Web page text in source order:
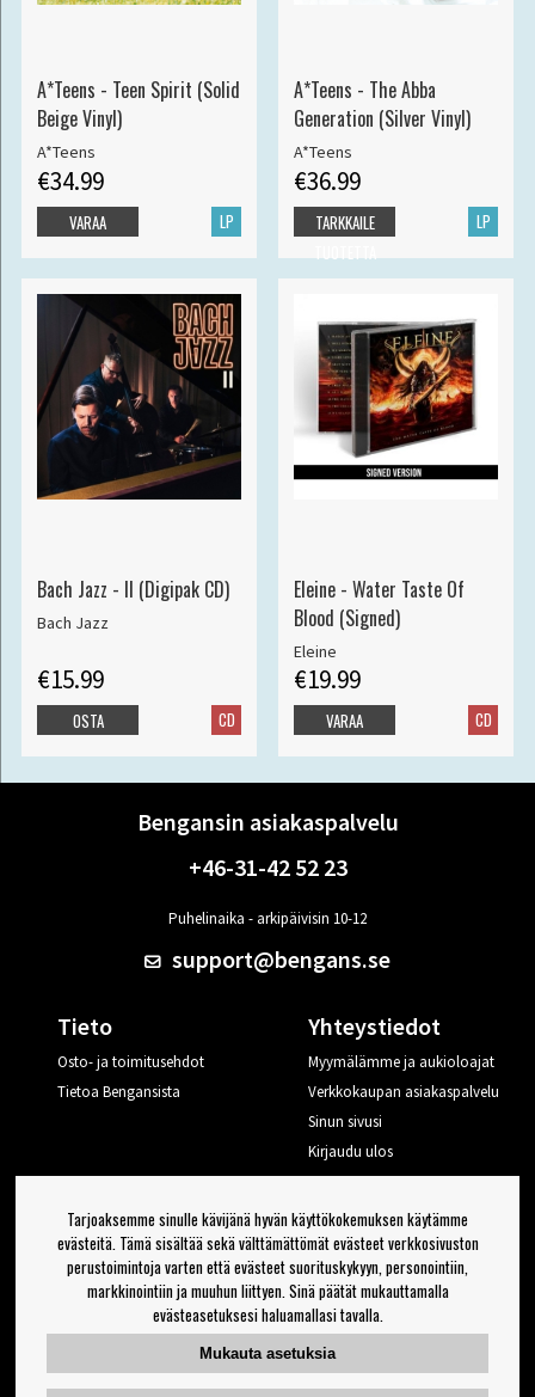
A*Teens - Teen Spirit (Solid
Beige Vinyl)
A*Teens
€34.99
LP
VARAA
A*Teens - The Abba
Generation (Silver Vinyl)
A*Teens
€36.99
LP
TARKKAILE
Bach Jazz - II (Digipak CD)
Bach Jazz
€15.99
CD
OSTA
Eleine - Water Taste Of
Blood (Signed)
Eleine
€19.99
CD
VARAA
Bengansin asiakaspalvelu
+46-31-42 52 23
Puhelinaika - arkipäivisin 10-12
support@bengans.se
Tieto
Osto- ja toimitusehdot
Tietoa Bengansista
Yhteystiedot
Myymälämme ja aukioloajat
Verkkokaupan asiakaspalvelu
Sinun sivusi
Kirjaudu ulos
Haluan vinkkejä Bengansilta
OK
Uutiskirjeen asetukset
Seuraa meitä
Tarjoaksemme sinulle kävijänä hyvän käyttökokemuksen käytämme
evästeitä. Tämä sisältää sekä välttämättömät evästeet verkkosivuston
perustoimintoja varten että evästeet suorituskykyyn, personointiin,
markkinointiin ja muuhun liittyen. Sinä päätät mukauttamalla
evästeasetuksesi haluamallasi tavalla.
Mukauta asetuksia